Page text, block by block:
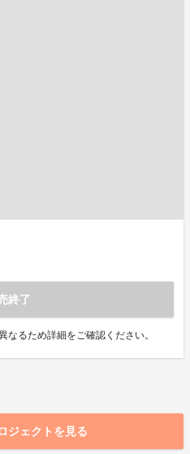
終了
なるため詳細をご確認ください。
ジェクトを見る